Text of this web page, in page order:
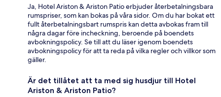
Ja, Hotel Ariston & Ariston Patio erbjuder återbetalningsbara
rumspriser, som kan bokas på våra sidor. Om du har bokat ett
fullt återbetalningsbart rumspris kan detta avbokas fram till
några dagar före incheckning, beroende på boendets
avbokningspolicy. Se till att du läser igenom boendets
avbokningspolicy för att ta reda på vilka regler och villkor som
gäller.
Är det tillåtet att ta med sig husdjur till Hotel
Ariston & Ariston Patio?